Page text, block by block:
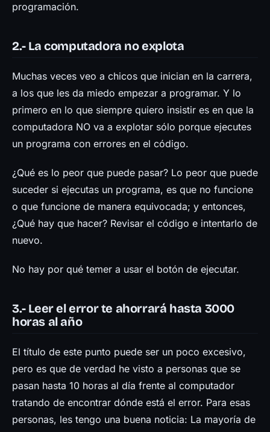
programación.
2.- La computadora no explota
Muchas veces veo a chicos que inician en la carrera,
a los que les da miedo empezar a programar. Y lo
primero en lo que siempre quiero insistir es en que la
computadora NO va a explotar sólo porque ejecutes
un programa con errores en el código.
¿Qué es lo peor que puede pasar? Lo peor que puede
suceder si ejecutas un programa, es que no funcione
o que funcione de manera equivocada; y entonces,
¿Qué hay que hacer? Revisar el código e intentarlo de
nuevo.
No hay por qué temer a usar el botón de ejecutar.
3.- Leer el error te ahorrará hasta 3000
horas al año
El título de este punto puede ser un poco excesivo,
pero es que de verdad he visto a personas que se
pasan hasta 10 horas al día frente al computador
tratando de encontrar dónde está el error. Para esas
personas, les tengo una buena noticia: La mayoría de